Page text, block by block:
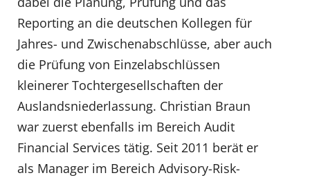
Reporting an die deutschen Kollegen für
Jahres- und Zwischenabschlüsse, aber auch
die Prüfung von Einzelabschlüssen
kleinerer Tochtergesellschaften der
Auslandsniederlassung. Christian Braun
war zuerst ebenfalls im Bereich Audit
Financial Services tätig. Seit 2011 berät er
als Manager im Bereich Advisory-Risk-